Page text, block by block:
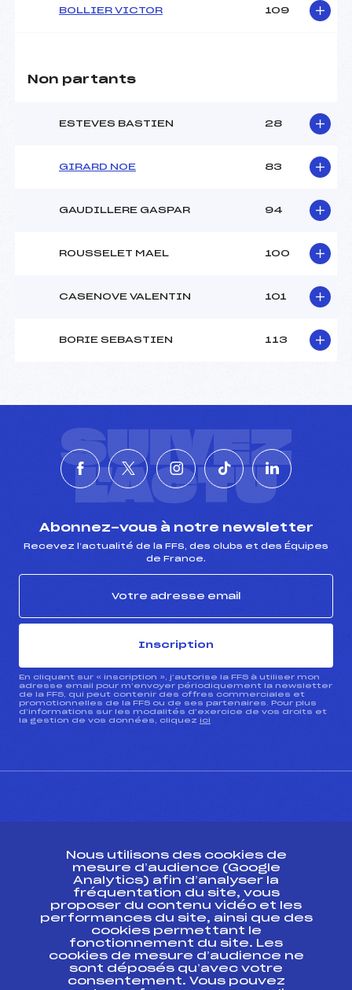
BOLLIER VICTOR 109
Non partants
ESTEVES BASTIEN 28
GIRARD NOE 83
GAUDILLERE GASPAR 94
ROUSSELET MAEL 100
CASENOVE VALENTIN 101
BORIE SEBASTIEN 113
SUIVEZ
L'ACTU
Abonnez-vous à notre newsletter
Recevez l’actualité de la FFS, des clubs et des Équipes
de France.
Inscription
En cliquant sur « inscription », j’autorise la FFS à utiliser mon
adresse email pour m’envoyer périodiquement la newsletter
de la FFS, qui peut contenir des offres commerciales et
promotionnelles de la FFS ou de ses partenaires. Pour plus
d’informations sur les modalités d’exercice de vos droits et
la gestion de vos données, cliquez ici
Ressources
Pass’Neige
Projet sportif fédéral
Projet de performance fédéral
Antidopage
Nous utilisons des cookies de
mesure d’audience (Google
Analytics) afin d’analyser la
fréquentation du site, vous
proposer du contenu vidéo et les
performances du site, ainsi que des
cookies permettant le
fonctionnement du site. Les
cookies de mesure d’audience ne
sont déposés qu’avec votre
consentement. Vous pouvez